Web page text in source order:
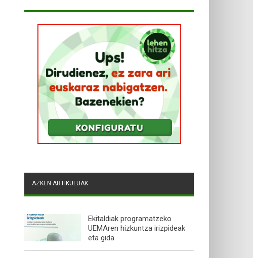
AZKEN ARTIKULUAK
Ekitaldiak programatzeko
UEMAren hizkuntza irizpideak
eta gida